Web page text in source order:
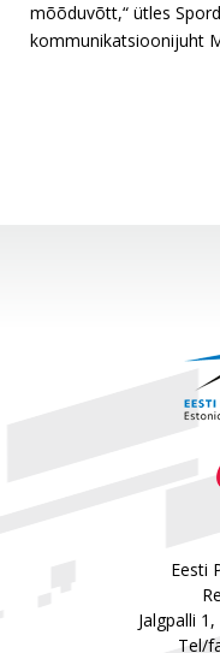
mõõduvõtt,“ ütles
kommunikatsioonijuht
Eesti
Jalgpalli
Tel/